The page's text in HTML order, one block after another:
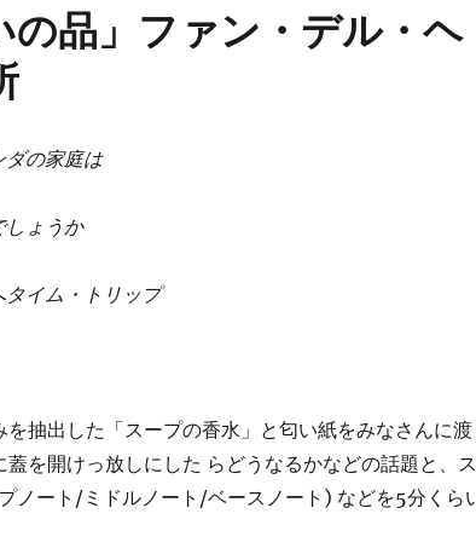
の品」ファン・デル・ヘ
ダの家庭は
しょうか
イム・トリップ
抽出した「スープの香水」と匂い紙をみなさんに渡
蓋を開けっ放しにした らどうなるかなどの話題と、ス
ノート/ミドルノート/ベースノート) などを5分くら